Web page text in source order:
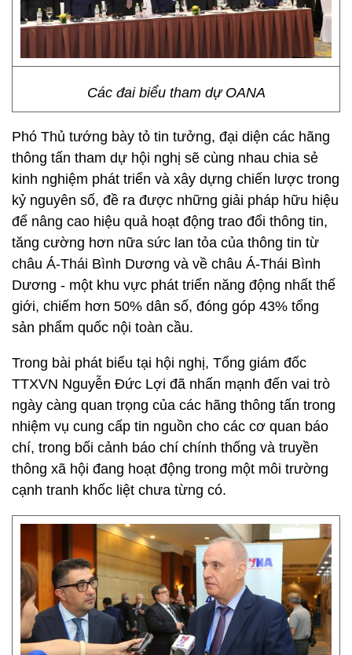
Các đai biểu tham dự OANA
Phó Thủ tướng bày tỏ tin tưởng, đại diện các hãng
thông tấn tham dự hội nghị sẽ cùng nhau chia sẻ
kinh nghiệm phát triển và xây dựng chiến lược trong
kỷ nguyên số, đề ra được những giải pháp hữu hiệu
để nâng cao hiệu quả hoạt động trao đổi thông tin,
tăng cường hơn nữa sức lan tỏa của thông tin từ
châu Á-Thái Bình Dương và về châu Á-Thái Bình
Dương - một khu vực phát triển năng động nhất thế
giới, chiếm hơn 50% dân số, đóng góp 43% tổng
sản phẩm quốc nội toàn cầu.
Trong bài phát biểu tại hội nghị, Tổng giám đốc
TTXVN Nguyễn Đức Lợi đã nhấn mạnh đến vai trò
ngày càng quan trọng của các hãng thông tấn trong
nhiệm vụ cung cấp tin nguồn cho các cơ quan báo
chí, trong bối cảnh báo chí chính thống và truyền
thông xã hội đang hoạt động trong một môi trường
cạnh tranh khốc liệt chưa từng có.